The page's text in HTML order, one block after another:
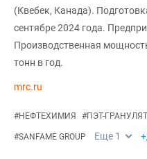
(Квебек, Канада).
сентябре 2024 года.
Производственная
тонн в год.
mrc.ru
#НЕФТЕХИМИЯ #ПЭТ-ГРАНУЛЯТ
#SANFAME GROUP Еще 1